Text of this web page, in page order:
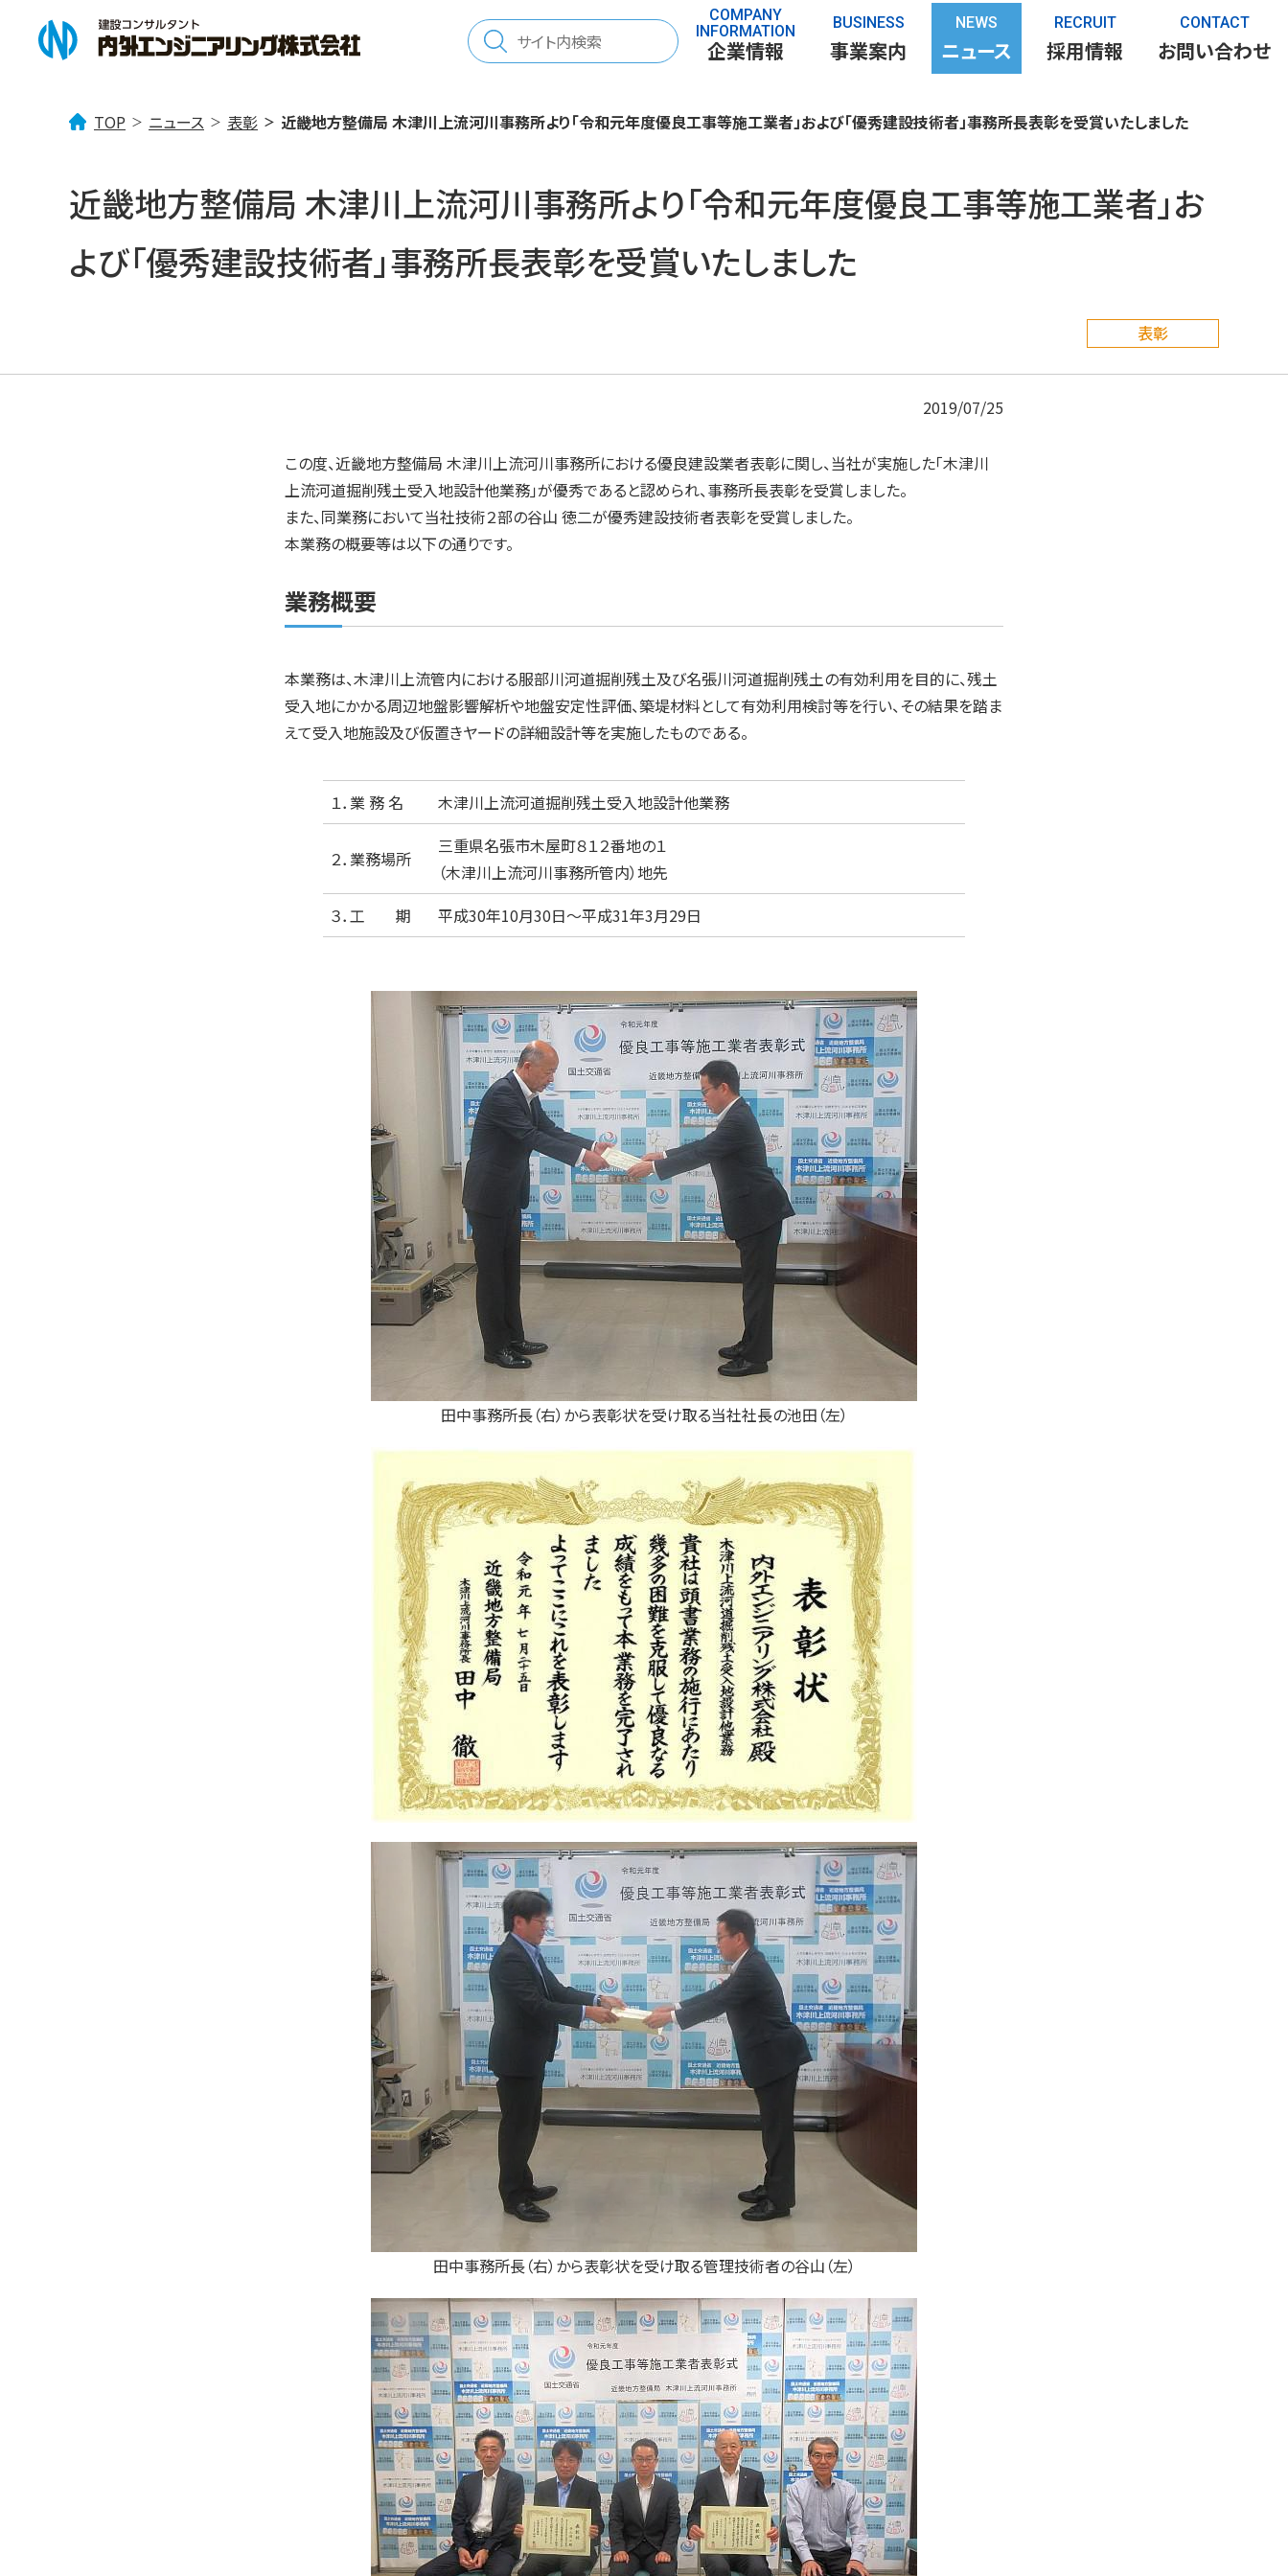
検
索:
COMPANY
INFORMATION
企業情報
BUSINESS
事業案内
NEWS
ニュース
RECRUIT
採用情報
CONTACT
お問い合わせ
TOP ニュース 表彰 近畿地方整備局 木津川上流河川事務所より「令和元年度優良工事等施工業者」および「優秀建設技術者」事務所長表彰を受賞いたしました
近畿地方整備局 木津川上流河川事務所より「令和元年度優良工事等施工業者」お
よび「優秀建設技術者」事務所長表彰を受賞いたしました
表彰
2019/07/25
この度、近畿地方整備局 木津川上流河川事務所における優良建設業者表彰に関し、当社が実施した「木津川
上流河道掘削残土受入地設計他業務｣が優秀であると認められ、事務所長表彰を受賞しました。
また、同業務において当社技術２部の谷山 徳二が優秀建設技術者表彰を受賞しました。
本業務の概要等は以下の通りです。
業務概要
本業務は、木津川上流管内における服部川河道掘削残土及び名張川河道掘削残土の有効利用を目的に、残土
受入地にかかる周辺地盤影響解析や地盤安定性評価、築堤材料として有効利用検討等を行い、その結果を踏ま
えて受入地施設及び仮置きヤードの詳細設計等を実施したものである。
１．業 務 名 木津川上流河道掘削残土受入地設計他業務
２．業務場所
三重県名張市木屋町８１２番地の１
（木津川上流河川事務所管内）地先
３．工 期
平成30年10月30日～平成31年3月29日
田中事務所長（右）から表彰状を受け取る当社社長の池田（左）
田中事務所長（右）から表彰状を受け取る管理技術者の谷山（左）